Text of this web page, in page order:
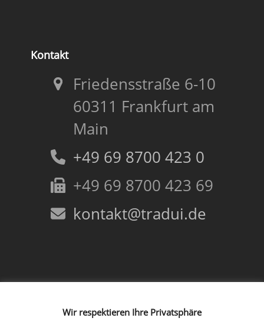
Kontakt
Friedensstraße 6-10
60311 Frankfurt am
Main
+49 69 8700 423 0
+49 69 8700 423 69
kontakt@tradui.de
Wir respektieren Ihre Privatsphäre